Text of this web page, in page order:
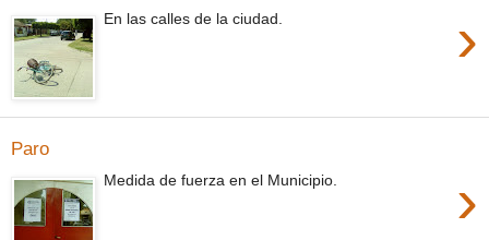
›
En las calles de la ciudad.
Paro
›
Medida de fuerza en el Municipio.